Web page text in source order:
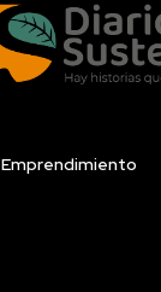
Emprendimiento